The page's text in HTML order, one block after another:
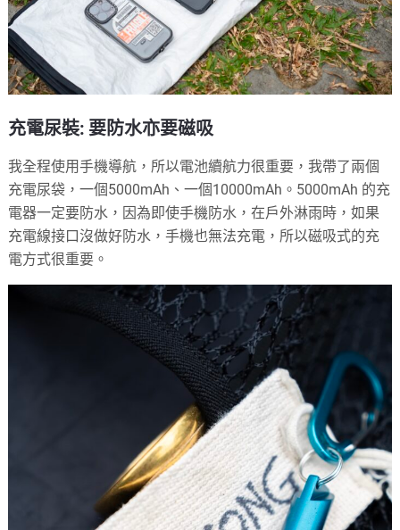
充電尿裝: 要防水亦要磁吸
我全程使用手機導航，所以電池續航力很重要，我帶了兩個
充電尿袋，一個5000mAh、一個10000mAh。5000mAh 的充
電器一定要防水，因為即使手機防水，在戶外淋雨時，如果
充電線接口沒做好防水，手機也無法充電，所以磁吸式的充
電方式很重要。